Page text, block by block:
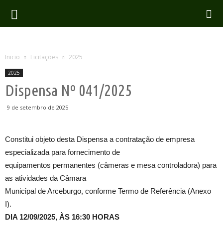
Inicio Licitações 2025
2025
Dispensa Nº 041/2025
9 de setembro de 2025
Constitui objeto desta Dispensa a contratação de empresa
especializada para fornecimento de
equipamentos permanentes (câmeras e mesa controladora) para
as atividades da Câmara
Municipal de Arceburgo, conforme Termo de Referência (Anexo
I).
DIA 12/09/2025, ÀS 16:30 HORAS